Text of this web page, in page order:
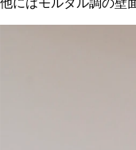
他にはモルタル調の壁